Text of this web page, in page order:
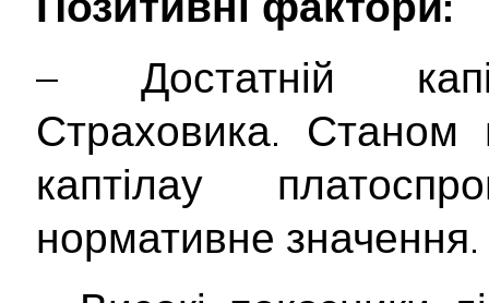
– Достатній
Страховика. Станом
каптілау
нормативне значення.